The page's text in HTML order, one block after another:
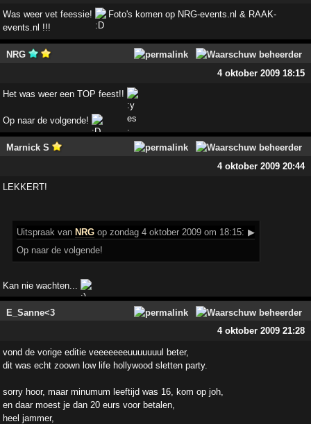
Was weer vet feessie!
Foto's komen op NRG-events.nl & RAAK-
events.nl !!!
NRG
4 oktober 2009 18:15
Het was weer een TOP feest!!
Op naar de volgende!
Marnick S
4 oktober 2009 20:44
LEKKERT!
Uitspraak van NRG op zondag 4 oktober 2009 om 18:15: ▶
Op naar de volgende!
Kan nie wachten...
E_Sanne<3
4 oktober 2009 21:28
vond de vorige editie veeeeeeeuuuuuuul beter,
dit was echt zoown low life hollywood sletten party.
sorry hoor, maar minumum leeftijd was 16, kom op joh,
en daar moest je dan 20 eurs voor betalen,
heel jammer,